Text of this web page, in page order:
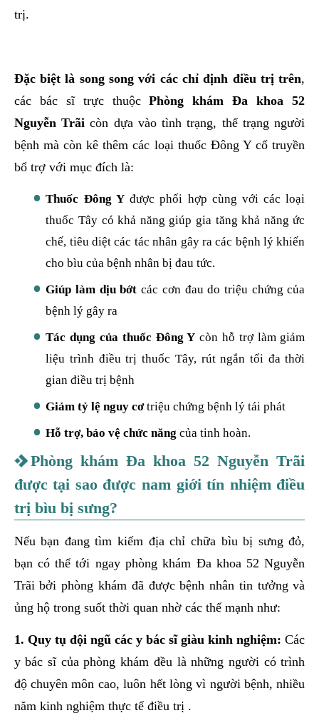
trị.
Đặc biệt là song song với các chỉ định điều trị trên,
các bác sĩ trực thuộcPhòng khám Đa khoa 52
Nguyễn Trãi còn dựa vào tình trạng, thể trạng người
bệnh mà còn kê thêm các loại thuốc Đông Y cổ truyền
bổ trợ với mục đích là:
Thuốc Đông Yđược phối hợp cùng với các loại
thuốc Tây có khả năng giúp gia tăng khả năng ức
chế, tiêu diệt các tác nhân gây ra các bệnh lý khiến
cho bìu của bệnh nhân bị đau tức.
Giúp làm dịu bớtcác cơn đau do triệu chứng của
bệnh lý gây ra
Tác dụng của thuốc Đông Y còn hỗ trợ làm giảm
liệu trình điều trị thuốc Tây, rút ngắn tối đa thời
gian điều trị bệnh
Giảm tỷ lệ nguy cơtriệu chứng bệnh lý tái phát
Hỗ trợ, bảo vệ chức năng của tinh hoàn.
Phòng khám Đa khoa 52 Nguyễn Trãi
được tại sao được nam giới tín nhiệm điều
trị bìu bị sưng?
Nếu bạn đang tìm kiếm địa chỉ chữa bìu bị sưng đỏ,
bạn có thể tới ngay phòng khám Đa khoa 52 Nguyễn
Trãi bởi phòng khám đã được bệnh nhân tin tưởng và
ủng hộ trong suốt thời quan nhờ các thế mạnh như:
1. Quy tụ đội ngũ các y bác sĩ giàu kinh nghiệm:Các
y bác sĩ của phòng khám đều là những người có trình
độ chuyên môn cao, luôn hết lòng vì người bệnh, nhiều
năm kinh nghiệm thực tế điều trị .